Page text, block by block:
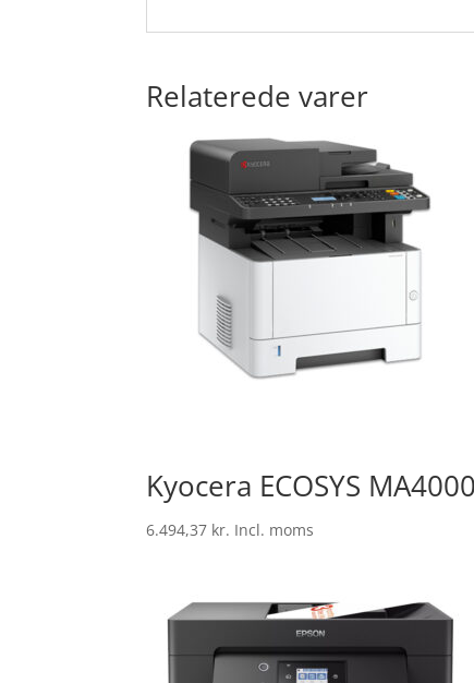
Relaterede varer
Kyocera ECOSYS
6.494,37 kr. Incl. moms